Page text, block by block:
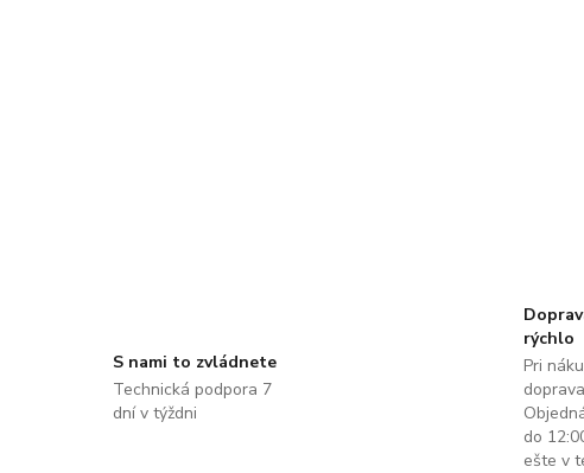
S nami to zvládnete
Technická podpora 7
dní v týždni
rýchlo
Pri
do
ešte v